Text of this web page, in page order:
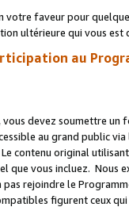
votre faveur pour
ultérieure qui vous est
au
devez soumettre
au grand public
contenu original
vous incluez. Nous
rejoindre le
figurent ceux